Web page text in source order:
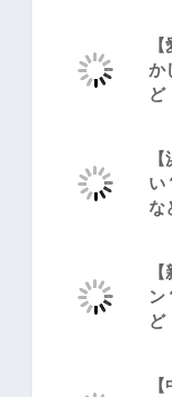
か
ど
い
な
ン
ど